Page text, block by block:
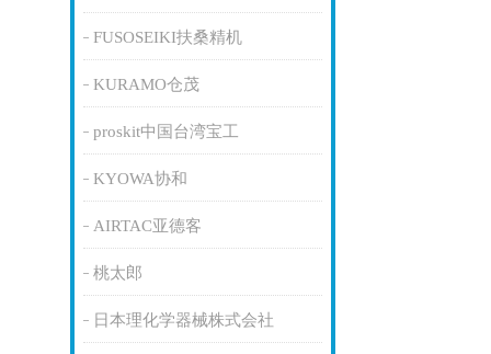
FUSOSEIKI扶桑精机
KURAMO仓茂
proskit中国台湾宝工
KYOWA协和
AIRTAC亚德客
桃太郎
日本理化学器械株式会社